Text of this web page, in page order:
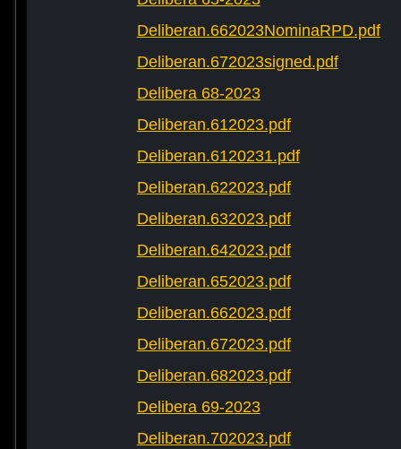
Deliberan.662023NominaRPD.pdf
Deliberan.672023signed.pdf
Delibera 68-2023
Deliberan.612023.pdf
Deliberan.6120231.pdf
Deliberan.622023.pdf
Deliberan.632023.pdf
Deliberan.642023.pdf
Deliberan.652023.pdf
Deliberan.662023.pdf
Deliberan.672023.pdf
Deliberan.682023.pdf
Delibera 69-2023
Deliberan.702023.pdf